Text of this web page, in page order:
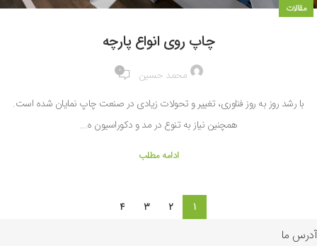
مقالات
چاپ روی انواع پارچه
محمد حسین 0
با رشد روز به‌ روز فناوری، تغییر و تحولات زیادی در صنعت چاپ نمایان شده است.
همچنین نیاز به تنوع در مد و دکوراسیون ه...
ادامه مطلب
1
2
3
4
آدرس ما